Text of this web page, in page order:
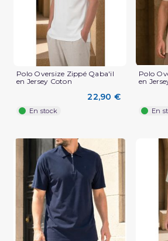
(3 avis)
Polo Oversize Zippé Qaba'il
en Jersey Coton
22,90 €
En stock
Polo
en
En